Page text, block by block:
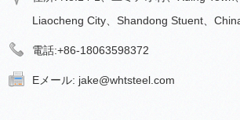
Liaocheng City、Shandong Stuent、
電話:+86-18063598372
Eメール: jake@whtsteel.com